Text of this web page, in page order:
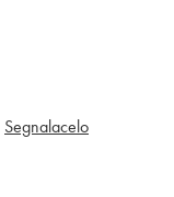
Segnalacelo